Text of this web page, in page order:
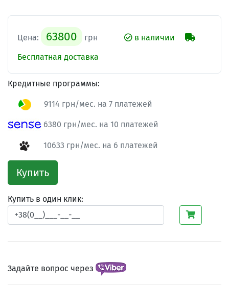
Цена: 63800 грн
в наличии
Бесплатная доставка
Кредитные программы:
9114 грн/мес. на 7 платежей
6380 грн/мес. на 10 платежей
10633 грн/мес. на 6 платежей
Купить
Купить в один клик:
Задайте вопрос через